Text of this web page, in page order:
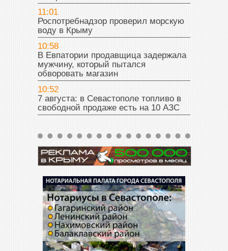
11:01
Роспотребнадзор проверил морскую
воду в Крыму
10:58
В Евпатории продавщица задержала
мужчину, который пытался
обворовать магазин
10:52
7 августа: в Севастополе топливо в
свободной продаже есть на 10 АЗС